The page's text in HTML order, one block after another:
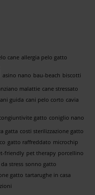
cane allergia pelo gatto
asino nano bau-beach biscotti
malattie cane stressato
guida cani pelo corto cavia
gatto coniglio nano
gatta costi sterilizzazione gatto
gatto raffreddato microchip
friendly pet therapy porcellino
stress sonno gatto
gatto tartarughe in casa